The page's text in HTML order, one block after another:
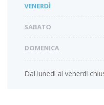
VENERDÌ
SABATO
DOMENICA
Dal lunedì al venerdì